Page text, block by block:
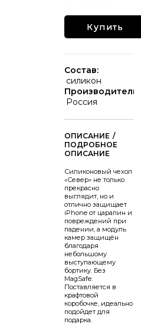
Купить
Состав:
силикон
Производитель:
Россия
/
Силиконовый чехол
«Север» не только
прекрасно
выглядит, но и
отлично защищает
iPhone от царапин и
повреждений при
падении, а модуль
камер защищён
благодаря
небольшому
выступающему
бортику. Без
MagSafe.
Поставляется в
крафтовой
коробочке, идеально
подойдет для
подарка.